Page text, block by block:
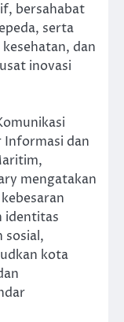
bersahabat
serta
dan
inovasi
Informasi dan
mengatakan
identitas
sosial,
kota